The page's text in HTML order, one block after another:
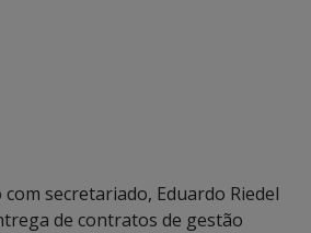
secretariado, Eduardo Riedel
de contratos de gestão